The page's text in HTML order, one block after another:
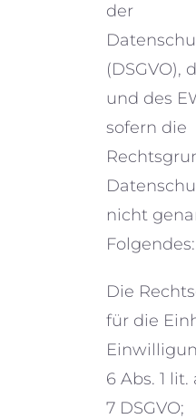
der
(DSGVO),
und des
sofern die
nicht
Folgendes:
Die
für die
6 Abs. 1
7 DSGVO;